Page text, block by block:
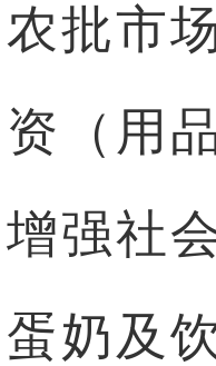
农批市
资（用
增强社
蛋奶及